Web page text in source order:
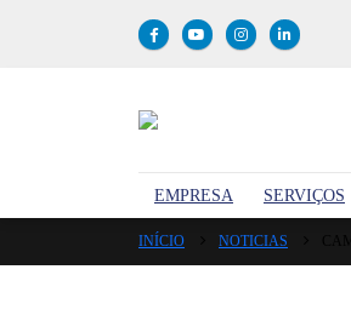
EMPRESA SERVIÇOS
INÍCIO NOTICIAS